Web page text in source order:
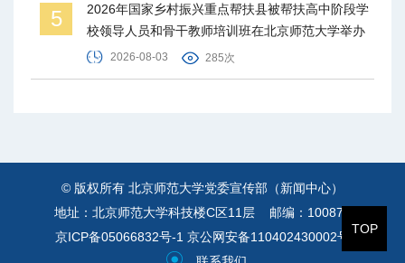
5
2026年国家乡村振兴重点帮扶县被帮扶高中阶段学
校领导人员和骨干教师培训班在北京师范大学举办
2026-08-03 285次
TOP
© 版权所有 北京师范大学党委宣传部（新闻中心）
地址：北京师范大学科技楼C区11层 邮编：100875
京ICP备05066832号-1 京公网安备110402430002号